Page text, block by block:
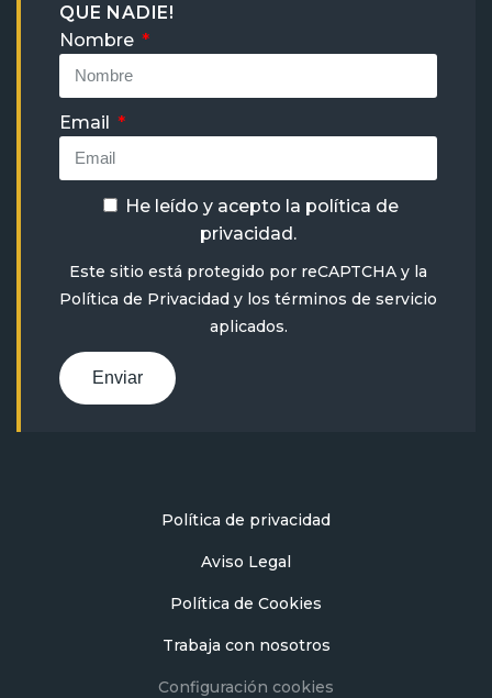
QUE NADIE!
Nombre
Email
He leído y acepto la política de
privacidad.
Este sitio está protegido por reCAPTCHA y la
Política de Privacidad y los términos de servicio
aplicados.
Enviar
Política de privacidad
Aviso Legal
Política de Cookies
Trabaja con nosotros
Configuración cookies